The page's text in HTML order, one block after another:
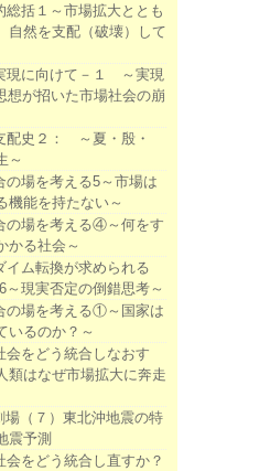
総括１～市場拡大ととも
自然を支配（破壊）して
現に向けて－１ ～実現
想が招いた市場社会の崩
配史２： ～夏・殷・
～
の場を考える5～市場は
機能を持たない～
の場を考える④～何をす
かる社会～
イム転換が求められる
～現実否定の倒錯思考～
の場を考える①～国家は
いるのか？～
会をどう統合しなおす
類はなぜ市場拡大に奔走
場（７）東北沖地震の特
震予測
会をどう統合し直すか？